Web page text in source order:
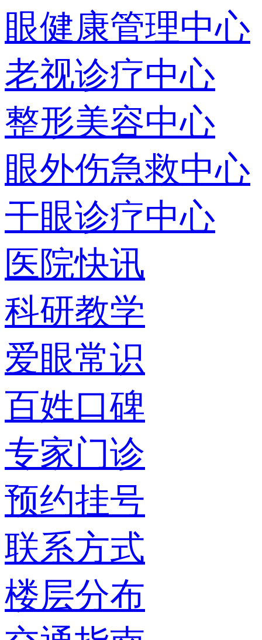
眼健康管理中心
老视诊疗中心
整形美容中心
眼外伤急救中心
干眼诊疗中心
医院快讯
科研教学
爱眼常识
百姓口碑
专家门诊
预约挂号
联系方式
楼层分布